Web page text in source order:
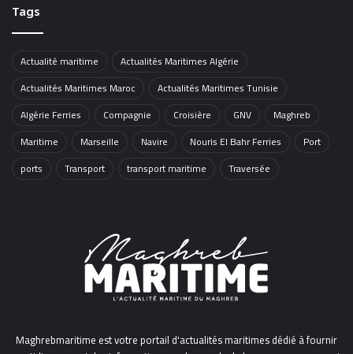
Tags
Actualité maritime
Actualités Maritimes Algérie
Actualités Maritimes Maroc
Actualités Maritimes Tunisie
Algérie Ferries
Compagnie Croisière GNV
Maghreb
Maritime
Marseille Navire Nouris El Bahr Ferries
Port
ports
Transport transport maritime Traversée
Maghrebmaritime est votre portail d'actualités maritimes dédié à fournir